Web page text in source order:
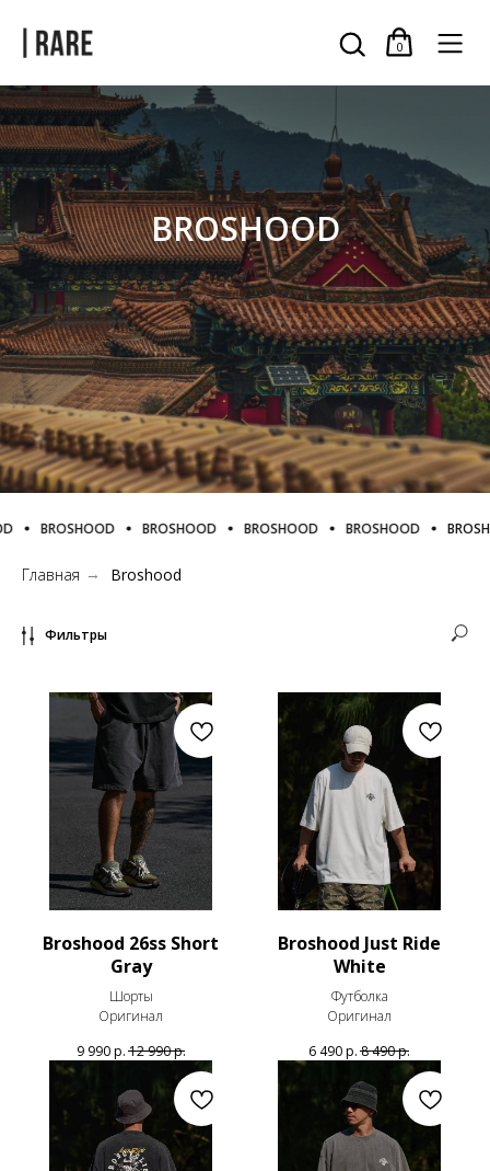
BROSHOOD
BROSHOOD BROSHOOD BROSHOOD BROSHOOD
Главная → Broshood
Фильтры
Broshood 26ss Short
Gray
Шорты
Оригинал
9 990 р. 12 990р.
Broshood Just Ride
White
Футболка
Оригинал
6 490р. 8 490р.